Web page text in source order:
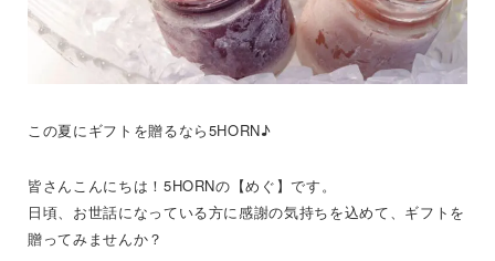
この夏にギフトを贈るなら5HORN♪
皆さんこんにちは！5HORNの【めぐ】です。
日頃、お世話になっている方に感謝の気持ちを込めて、ギフトを
贈ってみませんか？